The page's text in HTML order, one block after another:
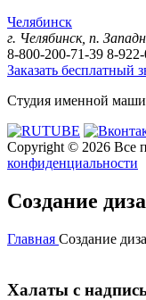
Челябинск
г. Челябинск, п.
8-800-200-71-39 8-
Заказать бесплатный
Студия именной
Copyright © 2026 Все
конфиденциальности
Создание
Главная Создание
Халаты с